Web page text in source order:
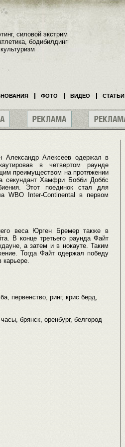
Александр Алексеев одержал в
в четвертом раунде
преимуществом на протяжении
секундант Хамфри Бобби Доббс
Этот поединок стал для
WBO Inter-Continental в первом
веса Юрген Бремер также в
В конце третьего раунда Файт
а затем и в нокауте. Таким
Тогда Файт одержал победу
первенство, ринг, крис берд,
брянск, оренбург, белгород
силовой экстрим
бодибилдинг
ФОТО ВИДЕО СТАТЬИ